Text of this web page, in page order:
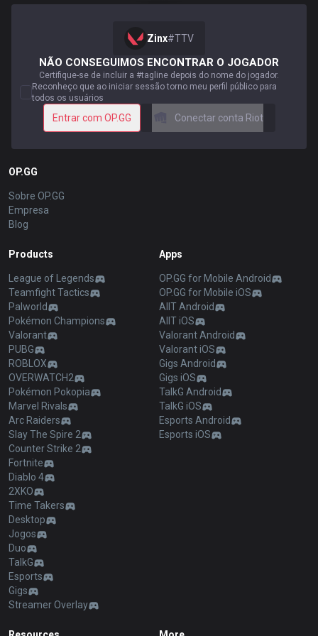
Zinx#TTV
NÃO CONSEGUIMOS ENCONTRAR O JOGADOR
Certifique-se de incluir a #tagline depois do nome do jogador.
Reconheço que ao iniciar sessão torno meu perfil público para
todos os usuários
Entrar com OP.GG Conectar conta Riot
OP.GG
Sobre OP.GG
Empresa
Blog
Products
League of Legends
Teamfight Tactics
Palworld
Pokémon Champions
Valorant
PUBG
ROBLOX
OVERWATCH2
Pokémon Pokopia
Marvel Rivals
Arc Raiders
Slay The Spire 2
Counter Strike 2
Fortnite
Diablo 4
2XKO
Time Takers
Desktop
Jogos
Duo
TalkG
Esports
Gigs
Streamer Overlay
Apps
OP.GG for Mobile Android
OP.GG for Mobile iOS
AllT Android
AllT iOS
Valorant Android
Valorant iOS
Gigs Android
Gigs iOS
TalkG Android
TalkG iOS
Esports Android
Esports iOS